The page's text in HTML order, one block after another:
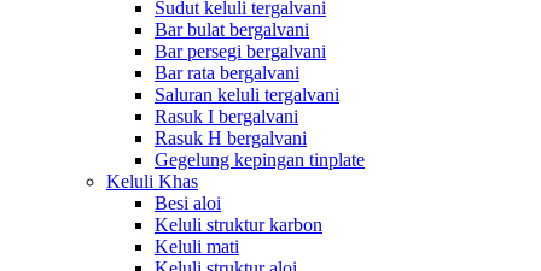
Sudut keluli tergalvani
Bar bulat bergalvani
Bar persegi bergalvani
Bar rata bergalvani
Saluran keluli tergalvani
Rasuk I bergalvani
Rasuk H bergalvani
Gegelung kepingan tinplate
Keluli Khas
Besi aloi
Keluli struktur karbon
Keluli mati